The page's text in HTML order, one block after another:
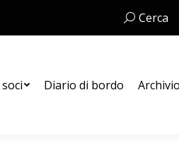
Cerca:Cerca
Diario di bordo Archivio
Contatti